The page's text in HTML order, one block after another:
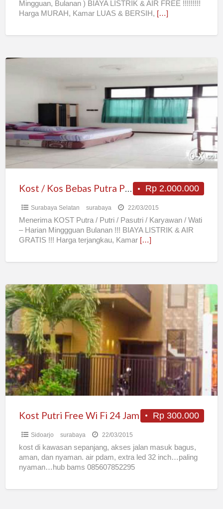
Mingguan, Bulanan ) BIAYA LISTRIK & AIR FREE !!!!!!!!!
Harga MURAH, Kamar LUAS & BERSIH, […]
Putri
Harian
Bulanan
Surabaya
Rp 2.000.000
Kost / Kos Bebas Putra Putri Harian Bulanan Surabaya
Surabaya Selatan surabaya 22/03/2015
Menerima KOST Putra / Putri / Pasutri / Karyawan / Wati
– Harian Minggguan Bulanan !!! BIAYA LISTRIK & AIR
GRATIS !!! Harga terjangkau, Kamar […]
Kost
Putri
Free
Wi
Fi
24
Jam
Rp 300.000
Kost Putri Free Wi Fi 24 Jam
Sidoarjo surabaya 22/03/2015
kost di kawasan sepanjang, akses jalan masuk bagus,
aman, dan nyaman. air pdam, extra led 32 inch…paling
nyaman…hub bams 085607852295